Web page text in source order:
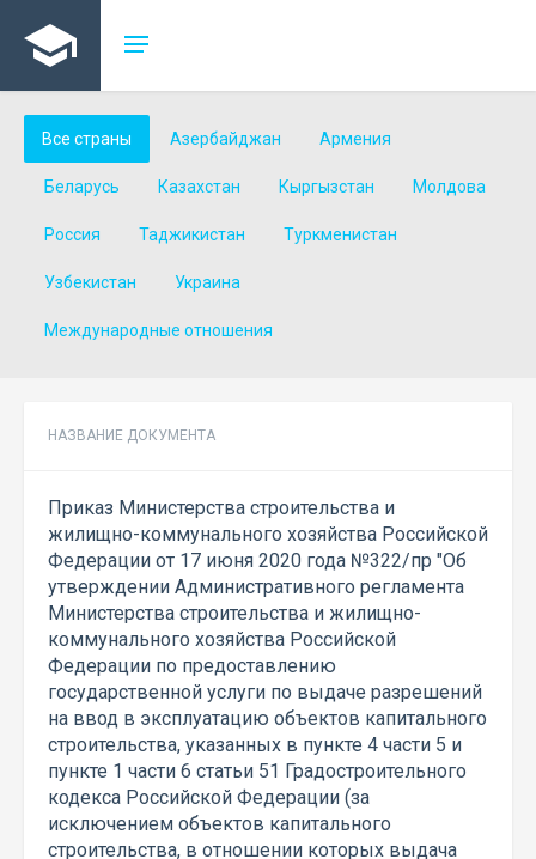
Все страны Азербайджан Армения
Беларусь Казахстан Кыргызстан Молдова
Россия Таджикистан Туркменистан
Узбекистан Украина
Международные отношения
НАЗВАНИЕ ДОКУМЕНТА
Приказ Министерства строительства и
жилищно-коммунального хозяйства Российской
Федерации от 17 июня 2020 года №322/пр "Об
утверждении Административного регламента
Министерства строительства и жилищно-
коммунального хозяйства Российской
Федерации по предоставлению
государственной услуги по выдаче разрешений
на ввод в эксплуатацию объектов капитального
строительства, указанных в пункте 4 части 5 и
пункте 1 части 6 статьи 51 Градостроительного
кодекса Российской Федерации (за
исключением объектов капитального
строительства, в отношении которых выдача